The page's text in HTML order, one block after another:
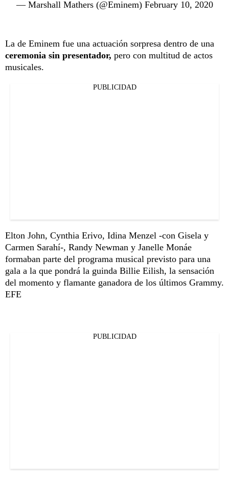
— Marshall Mathers (@Eminem) February 10, 2020
La de Eminem fue una actuación sorpresa dentro de una
ceremonia sin presentador, pero con multitud de actos
musicales.
PUBLICIDAD
Elton John, Cynthia Erivo, Idina Menzel -con Gisela y
Carmen Sarahí-, Randy Newman y Janelle Monáe
formaban parte del programa musical previsto para una
gala a la que pondrá la guinda Billie Eilish, la sensación
del momento y flamante ganadora de los últimos Grammy.
EFE
PUBLICIDAD